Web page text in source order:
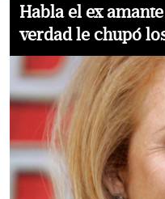
Habla el ex
verdad le chupó